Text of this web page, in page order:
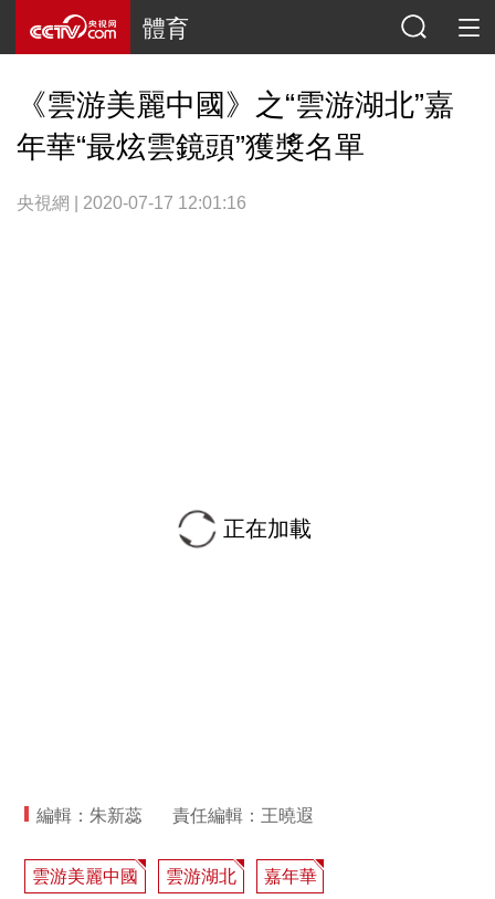
體育
《雲游美麗中國》之“雲游湖北”嘉
年華“最炫雲鏡頭”獲獎名單
央視網 | 2020-07-17 12:01:16
正在加載
編輯：朱新蕊 責任編輯：王曉遐
雲游美麗中國 雲游湖北 嘉年華